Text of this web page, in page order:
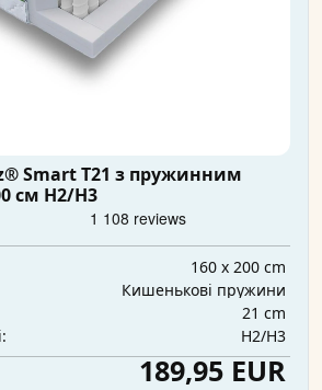
Smart T21 з пружинним
см H2/H3
160 x 200 cm
Кишенькові пружини
21 cm
H2/H3
189,95 EUR